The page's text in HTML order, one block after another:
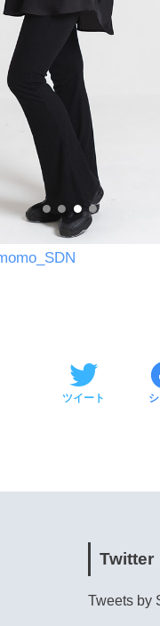
ツイート
Twitter
Tweets by